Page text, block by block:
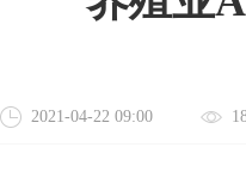
2021-04-22 09:00